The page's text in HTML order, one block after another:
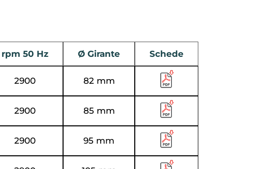
rpm 50 Hz Ø Girante Schede
2900 82 mm
2900 85 mm
2900 95 mm